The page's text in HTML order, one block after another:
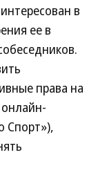
в
ее в
права на
Спорт»),